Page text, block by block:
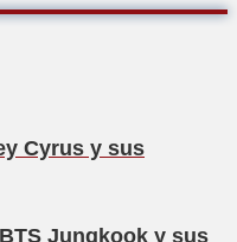
Cyrus y sus
Jungkook y sus